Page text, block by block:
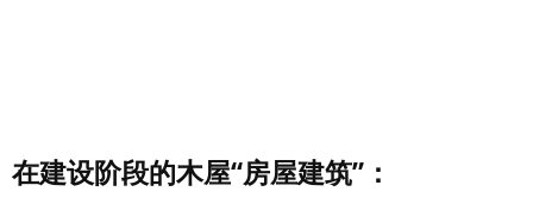
在建设阶段的木屋“房屋建筑”：